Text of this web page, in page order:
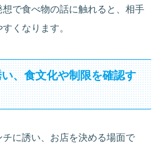
想で食べ物の話に触れると、相手
くなります。
、食文化や制限を確認す
に誘い、お店を決める場面で